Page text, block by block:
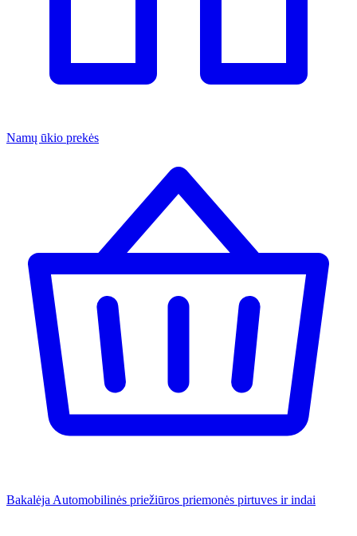
Namų ūkio prekės
Bakalėja Automobilinės priežiūros priemonės pirtuves ir indai